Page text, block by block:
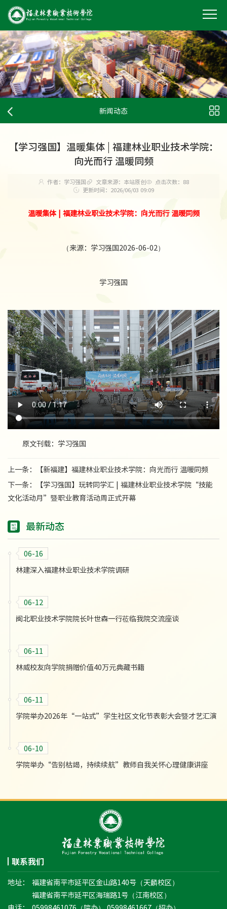
新闻动态
【学习强国】温暖集体 | 福建林业职业技术学院：
向光而行 温暖同频
作者：学习强国 文章来源：本站原创 点击次数： 88
更新时间：2026/06/03 09:09
温暖集体 | 福建林业职业技术学院：向光而行 温暖同频
（来源：学习强国2026-06-02）
学习强国
原文刊载：学习强国
上一条：
【新福建】福建林业职业技术学院：向光而行 温暖同频
下一条：
【学习强国】玩转同学汇 | 福建林业职业技术学院“技能
文化活动月”暨职业教育活动周正式开幕
最新动态
06-16
林建深入福建林业职业技术学院调研
06-12
闽北职业技术学院院长叶世森一行莅临我院交流座谈
06-11
林威校友向学院捐赠价值40万元典藏书籍
06-11
学院举办2026年“一站式”学生社区文化节表彰大会暨才艺汇演
06-10
学院举办“告别枯竭，持续续航”教师自我关怀心理健康讲座
联系我们
地址：
福建省南平市延平区金山路140号（天麟校区）
福建省南平市延平区海瑞路1号（江南校区）